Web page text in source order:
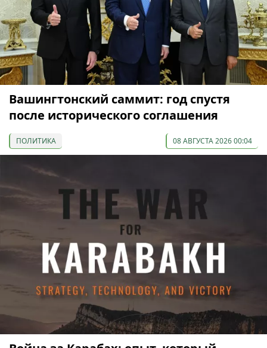
Вашингтонский саммит: год спустя
после исторического соглашения
ПОЛИТИКА 08 АВГУСТА 2026 00:04